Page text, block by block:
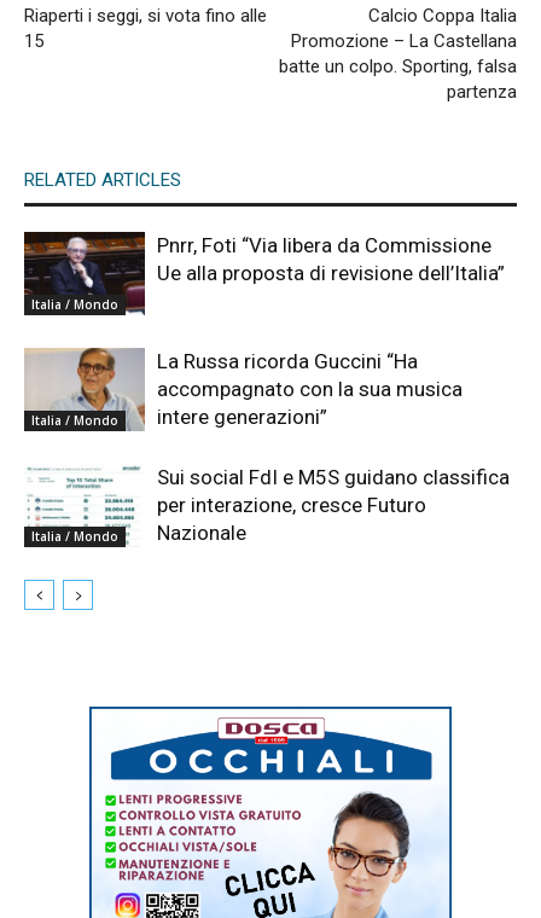
Riaperti i seggi, si vota fino alle
15
Calcio Coppa Italia
Promozione – La Castellana
batte un colpo. Sporting, falsa
partenza
RELATED ARTICLES
Italia / Mondo
Pnrr, Foti “Via libera da Commissione
Ue alla proposta di revisione dell’Italia”
Italia / Mondo
La Russa ricorda Guccini “Ha
accompagnato con la sua musica
intere generazioni”
Italia / Mondo
Sui social FdI e M5S guidano classifica
per interazione, cresce Futuro
Nazionale